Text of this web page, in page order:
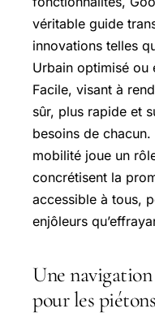
véritable guide
innovations telles
Urbain optimisé ou
Facile, visant à
sûr, plus rapide et
besoins de
mobilité joue un
concrétisent la
accessible à tous,
enjôleurs
Une
pour les